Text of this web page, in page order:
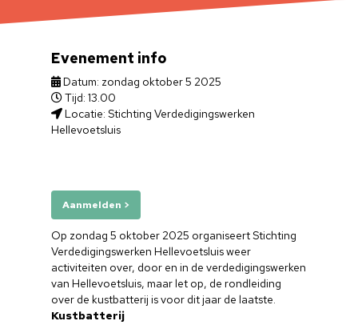
Op zondag 5 oktober 2025 organiseert Stichting
Verdedigingswerken Hellevoetsluis weer
activiteiten over, door en in de verdedigingswerken
van Hellevoetsluis, maar let op, de rondleiding
over de kustbatterij is voor dit jaar de laatste.
Kustbatterij
Evenement info
Datum: zondag oktober 5 2025
Tijd: 13.00
Locatie: Stichting Verdedigingswerken
Hellevoetsluis
Aanmelden >